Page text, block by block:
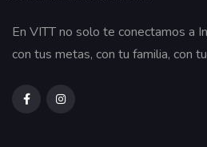
En VITT no solo te conectamos a
con tus metas, con tu familia, con